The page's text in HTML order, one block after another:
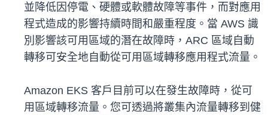
並降低因停電、硬體或軟體故障等事件，而對應用
程式造成的影響持續時間和嚴重程度。當 AWS 識
別影響該可用區域的潛在故障時，ARC 區域自動
轉移可安全地自動從可用區域轉移應用程式流量。
Amazon EKS 客戶目前可以在發生故障時，從可
用區域轉移流量。您可透過將叢集內流量轉移到健